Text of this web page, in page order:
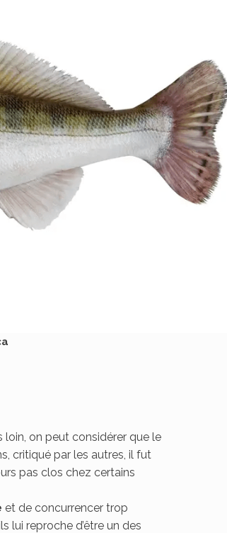
loin, on peut considérer que le
critiqué par les autres, il fut
pas clos chez certains
et de concurrencer trop
lui reproche d’être un des